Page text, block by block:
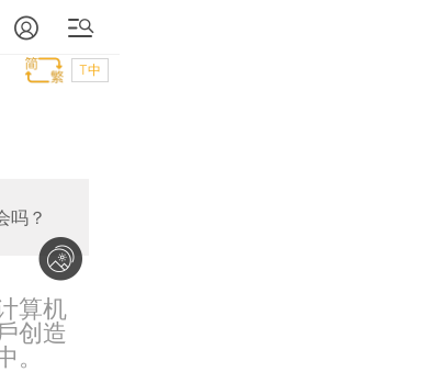
T中
吗？
算机
创造